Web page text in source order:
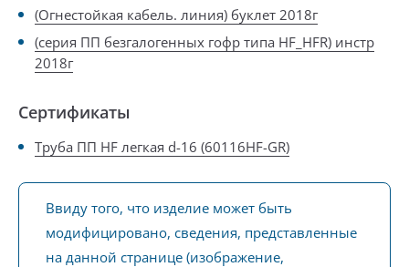
(Огнестойкая кабель. линия) буклет 2018г
(серия ПП безгалогенных гофр типа HF_HFR) инстр
2018г
Сертификаты
Труба ПП HF легкая d-16 (60116HF-GR)
Ввиду того, что изделие может быть
модифицировано, сведения, представленные
на данной странице (изображение,